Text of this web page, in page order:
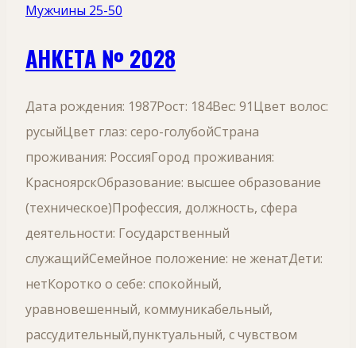
Мужчины 25-50
АНКЕТА № 2028
Дата рождения: 1987Рост: 184Вес: 91Цвет волос:
русыйЦвет глаз: серо-голубойСтрана
проживания: РоссияГород проживания:
КрасноярскОбразование: высшее образование
(техническое)Профессия, должность, сфера
деятельности: Государственный
служащийСемейное положение: не женатДети:
нетКоротко о себе: спокойный,
уравновешенный, коммуникабельный,
рассудительный,пунктуальный, с чувством